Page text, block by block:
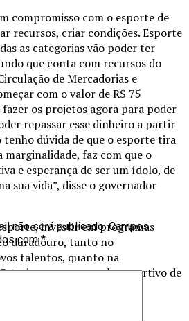
compromisso com o esporte de
recursos, criar condições. Esporte
as categorias vão poder ter
que conta com recursos do
de Mercadorias e
com o valor de R$ 75
fazer os projetos agora para poder
repassar esse dinheiro a partir
tenho dúvida de que o esporte tira
marginalidade, faz com que o
e esperança de ser um ídolo, de
sua vida”, disse o governador
investir em programas
duradouro, tanto no
talentos, quanto na
como um polo esportivo de
não será publicado. Campos
com*